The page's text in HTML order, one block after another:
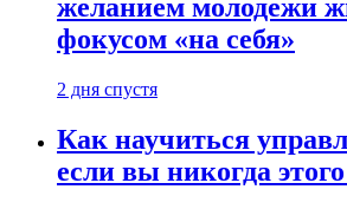
желанием молодежи
фокусом «на себя»
2 дня спустя
Как научиться
если вы никогда